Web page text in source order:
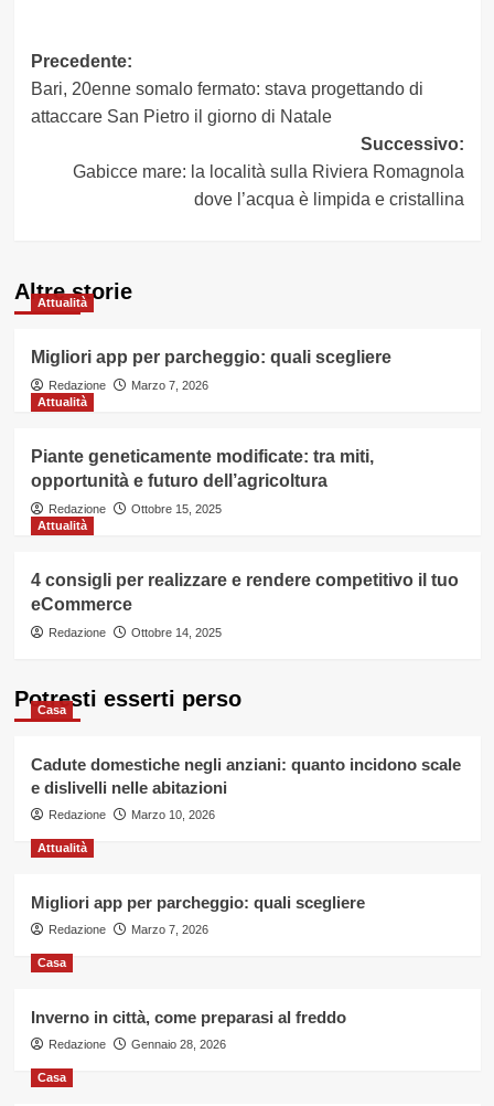
Navigazione
articolo
Precedente:
Bari, 20enne somalo fermato: stava progettando di
attaccare San Pietro il giorno di Natale
Successivo:
Gabicce mare: la località sulla Riviera Romagnola
dove l’acqua è limpida e cristallina
Altre storie
Attualità
Migliori app per parcheggio: quali scegliere
Redazione
Marzo 7, 2026
Attualità
Piante geneticamente modificate: tra miti,
opportunità e futuro dell’agricoltura
Redazione
Ottobre 15, 2025
Attualità
4 consigli per realizzare e rendere competitivo il tuo
eCommerce
Redazione Ottobre 14, 2025
Potresti esserti perso
Casa
Cadute domestiche negli anziani: quanto incidono scale
e dislivelli nelle abitazioni
Redazione Marzo 10, 2026
Attualità
Migliori app per parcheggio: quali scegliere
Redazione Marzo 7, 2026
Casa
Inverno in città, come preparasi al freddo
Redazione Gennaio 28, 2026
Casa